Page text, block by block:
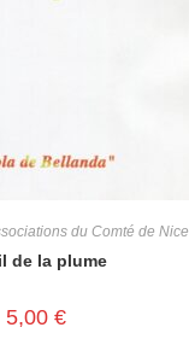
du Comté de Nice
de la plume
5,00 €